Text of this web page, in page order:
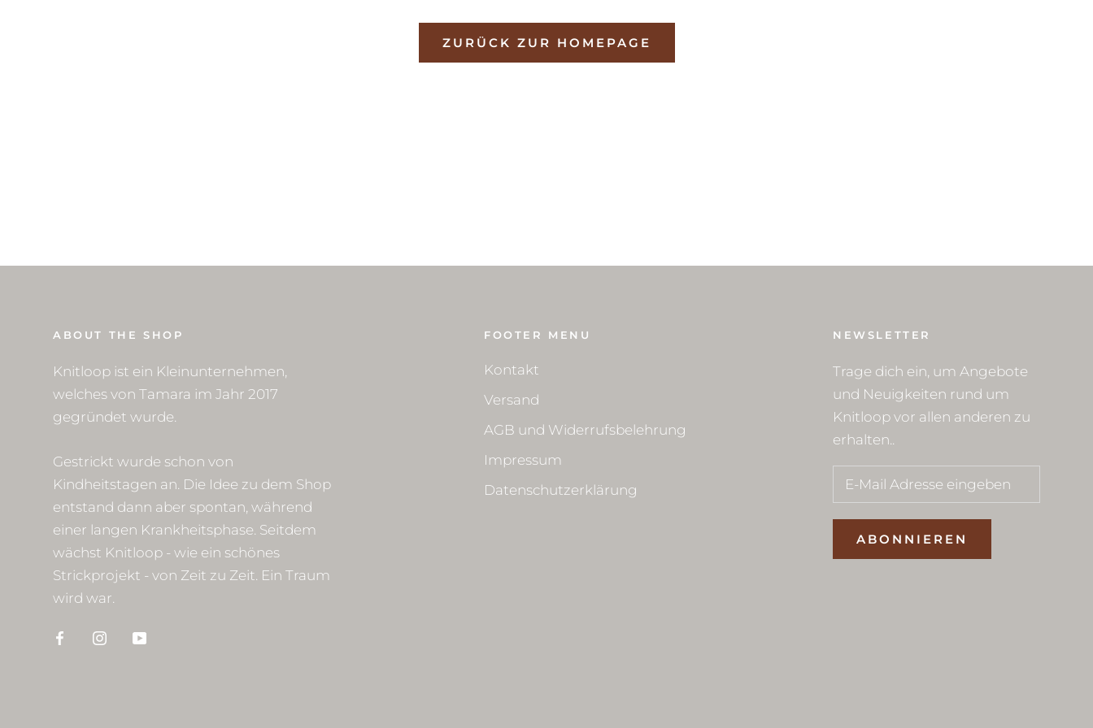
ZURÜCK ZUR HOMEPAGE
ABOUT THE SHOP
Knitloop ist ein Kleinunternehmen,
welches von Tamara im Jahr 2017
gegründet wurde.
Gestrickt wurde schon von
Kindheitstagen an. Die Idee zu dem Shop
entstand dann aber spontan, während
einer langen Krankheitsphase. Seitdem
wächst Knitloop - wie ein schönes
Strickprojekt - von Zeit zu Zeit. Ein Traum
wird war.
FOOTER MENU
Kontakt
Versand
AGB und Widerrufsbelehrung
Impressum
Datenschutzerklärung
NEWSLETTER
Trage dich ein, um Angebote
und Neuigkeiten rund um
Knitloop vor allen anderen zu
erhalten..
ABONNIEREN